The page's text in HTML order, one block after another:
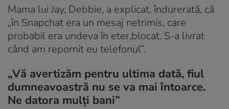
Mama lui Jay, Debbie, a explicat, îndurerată, că
„în Snapchat era un mesaj netrimis, care
probabil era undeva în eter,blocat. S-a livrat
când am repornit eu telefonul”.
„Vă avertizăm pentru ultima dată, fiul
dumneavoastră nu se va mai întoarce.
Ne datora mulți bani”